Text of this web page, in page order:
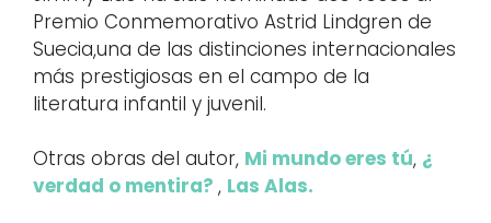
Premio Conmemorativo Astrid Lindgren de
Suecia,una de las distinciones internacionales
más prestigiosas en el campo de la
literatura infantil y juvenil.
Otras obras del autor, Mi mundo eres tú, ¿
verdad o mentira? , Las Alas.